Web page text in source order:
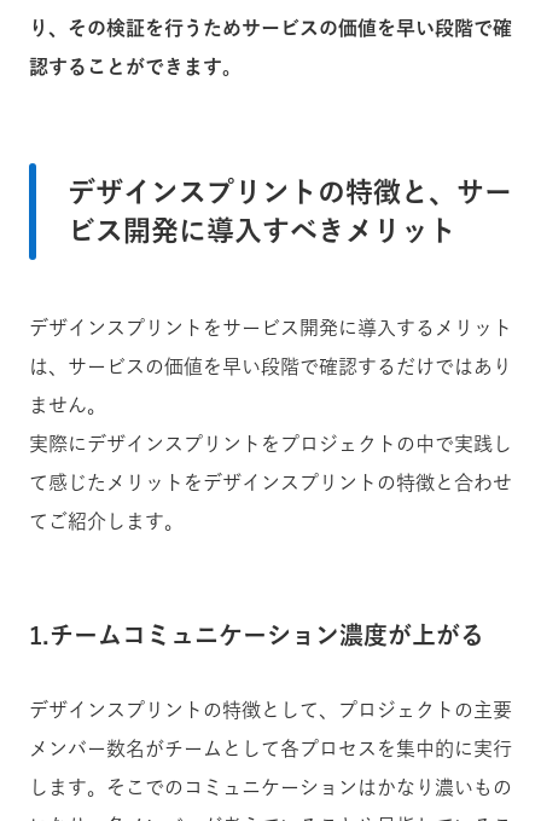
り、その検証を行うためサービスの価値を早い段階で確
認することができます。
デザインスプリントの特徴と、サー
ビス開発に導入すべきメリット
デザインスプリントをサービス開発に導入するメリット
は、サービスの価値を早い段階で確認するだけではあり
ません。
実際にデザインスプリントをプロジェクトの中で実践し
て感じたメリットをデザインスプリントの特徴と合わせ
てご紹介します。
1.チームコミュニケーション濃度が上がる
デザインスプリントの特徴として、プロジェクトの主要
メンバー数名がチームとして各プロセスを集中的に実行
します。そこでのコミュニケーションはかなり濃いもの